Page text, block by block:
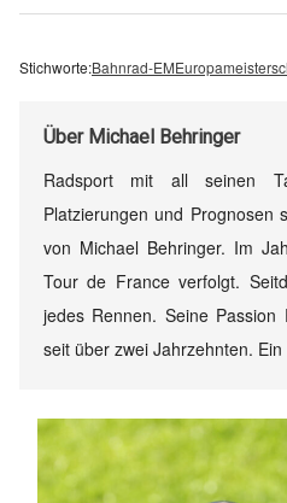
Stichworte:Bahnrad-EM
Über Michael Behringer
Radsport mit all seinen
Platzierungen und Prognosen
von Michael Behringer. Im
Tour de France verfolgt.
jedes Rennen. Seine
seit über zwei Jahrzehnten.